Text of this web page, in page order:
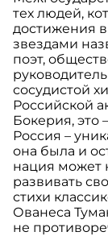
тех людей,
достижения в
звездами
поэт,
сосудистой
Российской
Бокерия, это
Россия –
она была и
нация может
развивать
стихи
Ованеса
не